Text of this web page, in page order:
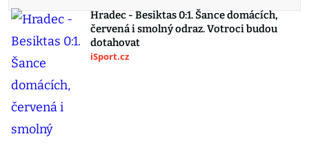
Hradec - Besiktas 0:1. Šance domácích,
červená i smolný odraz. Votroci budou
dotahovat
iSport.cz